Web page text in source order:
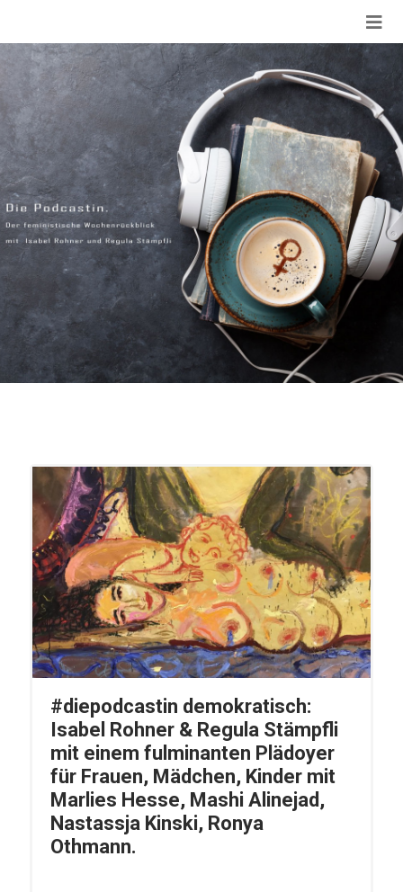
#diepodcastin demokratisch:
Isabel Rohner & Regula Stämpfli
mit einem fulminanten Plädoyer
für Frauen, Mädchen, Kinder mit
Marlies Hesse, Mashi Alinejad,
Nastassja Kinski, Ronya
Othmann.